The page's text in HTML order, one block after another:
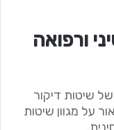
ורפואה
שיטות דיקור
על מגוון שיטות